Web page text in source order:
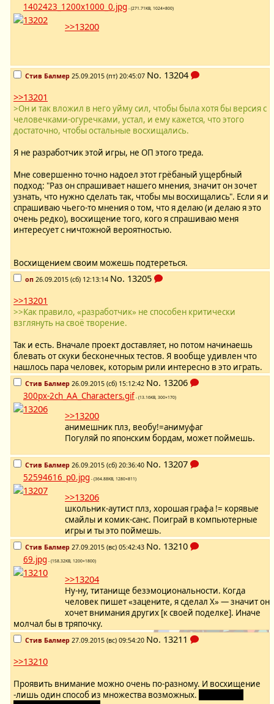
1402423_1200x1000_0.jpg - (271.71KB, 1024×800)
>>13200
Стив Балмер 25.09.2015 (пт) 20:45:07 No. 13204
>>13201
>Он и так вложил в него уйму сил, чтобы была хотя бы версия с
человечками-огуречками, устал, и ему кажется, что этого
достаточно, чтобы остальные восхищались.
Я не разработчик этой игры, не ОП этого треда.
Мне совершенно точно надоел этот грёбаный ущербный
подход: "Раз он спрашивает нашего мнения, значит он зочет
узнать, что нужно сделать так, чтобы мы восхищались". Если я и
спрашиваю чьего-то мнения о том, что я делаю (и делаю я это
очень редко), восхищение того, кого я спрашиваю меня
интересует с ничтожной вероятностью.
Восхищением своим можешь подтереться.
оп 26.09.2015 (сб) 12:13:14 No. 13205
>>13201
>>Как правило, «разработчик» не способен критически
взглянуть на своё творение.
Так и есть. Вначале проект доставляет, но потом начинаешь
блевать от скуки бесконечных тестов. Я вообще удивлен что
нашлось пара человек, которым рили интересно в это играть.
Стив Балмер 26.09.2015 (сб) 15:12:42 No. 13206
300px-2ch_AA_Characters.gif - (13.16KB, 300×170)
>>13200
анимешник плз, веобу!=анимуфаг
Погуляй по японским бордам, может поймешь.
Стив Балмер 26.09.2015 (сб) 20:36:40 No. 13207
52594616_p0.jpg - (364.88KB, 1280×811)
>>13206
школьник-аутист плз, хорошая графа != корявые
смайлы и комик-санс. Поиграй в компьютерные
игры и ты это поймешь.
Стив Балмер 27.09.2015 (вс) 05:42:43 No. 13210
69.jpg - (158.32KB, 1200×1800)
>>13204
Ну-ну, титанище безэмоциональности. Когда
человек пишет «зацените, я сделал X» — значит он
хочет внимания других [к своей поделке]. Иначе
молчал бы в тряпочку.
Стив Балмер 27.09.2015 (вс) 09:54:20 No. 13211
>>13210
Проявить внимание можно очень по-разному. И восхищение
-лишь один способ из множества возможных.